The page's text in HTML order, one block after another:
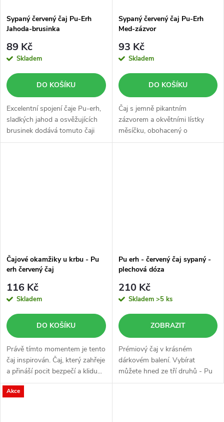
Sypaný červený čaj Pu-Erh
Jahoda-brusinka
89 Kč
Skladem
DO KOŠÍKU
Excelentní spojení čaje Pu-erh,
sladkých jahod a osvěžujících
brusinek dodává tomuto čaji
nezaměnitelnou svěží chuť a
Sypaný červený čaj Pu-Erh
Med-zázvor
93 Kč
Skladem
DO KOŠÍKU
Čaj s jemně pikantním
zázvorem a okvětními lístky
měsíčku, obohacený o
aromatický nádech
Čajové okamžiky u krbu - Pu
erh červený čaj
116 Kč
Skladem
DO KOŠÍKU
Právě tímto momentem je tento
čaj inspirován. Čaj, který zahřeje
a přináší pocit bezpečí a klidu...
Pu erh - červený čaj sypaný -
plechová dóza
210 Kč
Skladem >5 ks
ZOBRAZIT
Prémiový čaj v krásném
dárkovém balení. Vybírat
můžete hned ze tří druhů - Pu
erh Classic, Med-zázvor nebo
Akce